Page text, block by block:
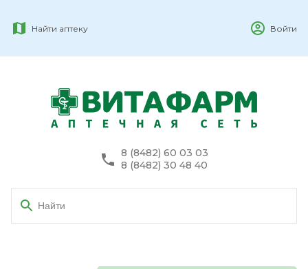
Найти аптеку Войти
8 (8482) 60 03 03
8 (8482) 30 48 40